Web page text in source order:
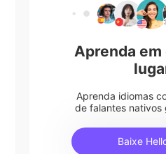
Aprenda
Aprenda idiomas
de falantes nativos
Baixe